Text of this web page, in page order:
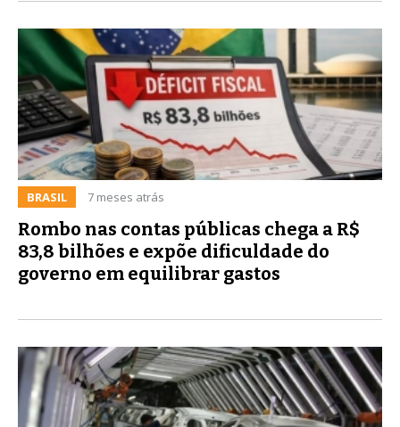
BRASIL 7 meses atrás
Rombo nas contas públicas chega a R$
83,8 bilhões e expõe dificuldade do
governo em equilibrar gastos